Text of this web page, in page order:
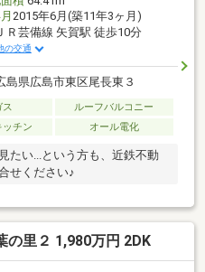
2015年6月(築11年3ヶ月)
Ｒ芸備線 矢賀駅 徒歩10分
の交通
島県広島市東区尾長東３
ス
ルーフバルコニー
ッチン オール電化
たい...という方も、近鉄不動
せください♪
の里２ 1,980万円 2DK